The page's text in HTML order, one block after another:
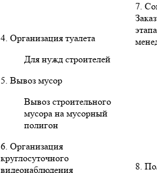
4. Организация туалета
Для нужд строителей
5. Вывоз мусор
Вывоз строительного
мусора на мусорный
полигон
6. Организация
круглосуточного
видеонаблюдения
7.
8.